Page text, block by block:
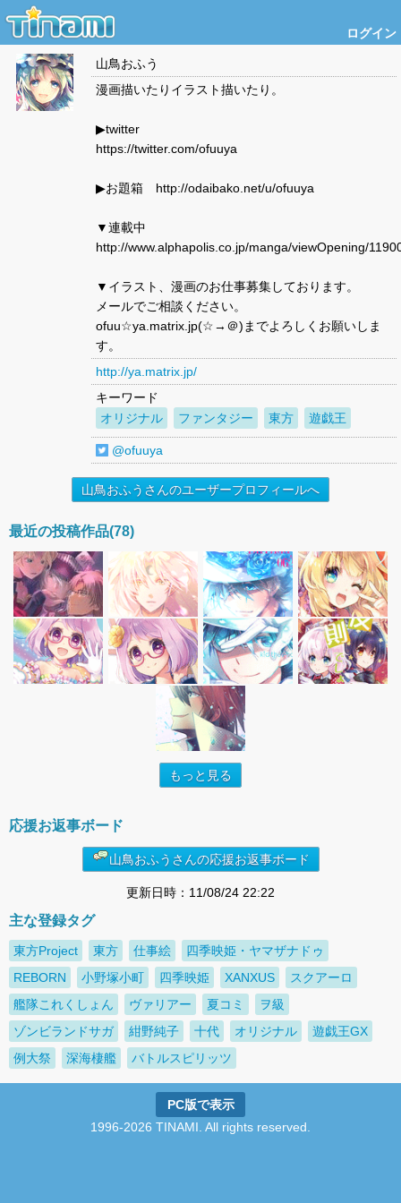
ログイン
山鳥おふう
漫画描いたりイラスト描いたり。
▶︎twitter
https://twitter.com/ofuuya
▶︎お題箱 http://odaibako.net/u/ofuuya
▼連載中
http://www.alphapolis.co.jp/manga/viewOpening/
▼イラスト、漫画のお仕事募集しております。
メールでご相談ください。
ofuu☆ya.matrix.jp(☆→＠)までよろしくお願いしま
す。
http://ya.matrix.jp/
キーワード
オリジナル
ファンタジー 東方 遊戯王
@ofuuya
山鳥おふうさんのユーザープロフィールへ
最近の投稿作品(78)
もっと見る
応援お返事ボード
山鳥おふうさんの応援お返事ボード
更新日時：11/08/24 22:22
主な登録タグ
東方Project 東方 仕事絵
四季映姫・ヤマザナドゥ
REBORN
小野塚小町 四季映姫 XANXUS
スクアーロ
艦隊これくしょん
ヴァリアー 夏コミ
ヲ級
ゾンビランドサガ
紺野純子 十代 オリジナル
遊戯王GX
例大祭
深海棲艦 バトルスピリッツ
PC版で表示
1996-2026 TINAMI. All rights reserved.